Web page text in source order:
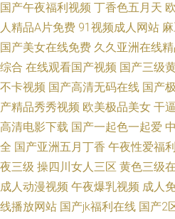
国产午夜福利视频 丁香色五月天
人精品A片免费 91视频成人网站
国产美女在线免费 久久亚洲在线
综合 在线观看国产视频 国产三级
不卡视频 国产高清无码在线 国产
产精品秀秀视频 欧美极品美女 干
高清电影下载 国产一起色一起爱
全 国产亚洲五月丁香 午夜性爱福
夜三级 操四川女人三区 黄色三级
成人动漫视频 午夜爆乳视频 成人
线播放网站 国产jk福利在线 国产2